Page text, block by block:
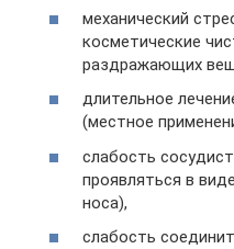
механический
косметические
раздражающих
длительное
(местное
слабость
проявляться в
носа),
слабость